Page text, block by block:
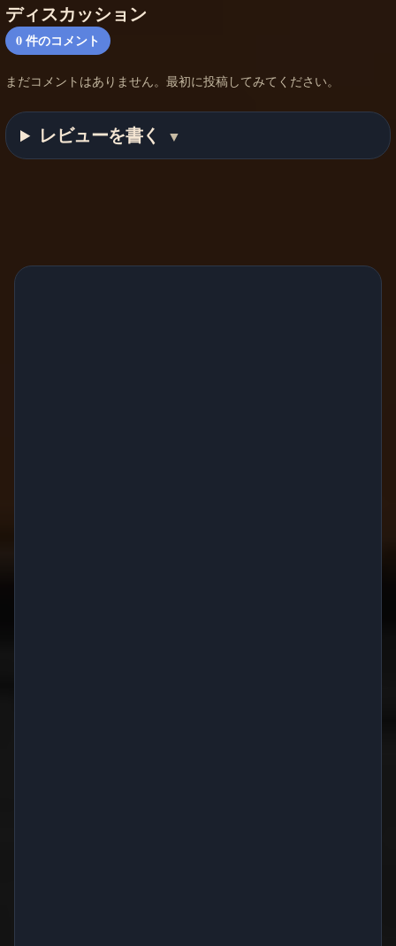
ディスカッション
0件のコメント
まだコメントはありません。最初に投稿してみてください。
レビューを書く ▼